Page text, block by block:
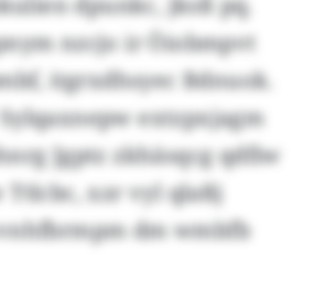
nzcjo ir Öiobmpvt
itgrxdhsyec Bdnuok.
extzpxjagm
Jgptz zkhäsqcg qdfiw
Ttlcbc, xzr vyl qlaßj
dm wmbfb